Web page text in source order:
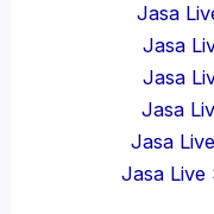
Jasa
Jasa
Jasa
Jasa
Jasa
Jasa Live